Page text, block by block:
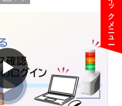
クイックメニュー
▶